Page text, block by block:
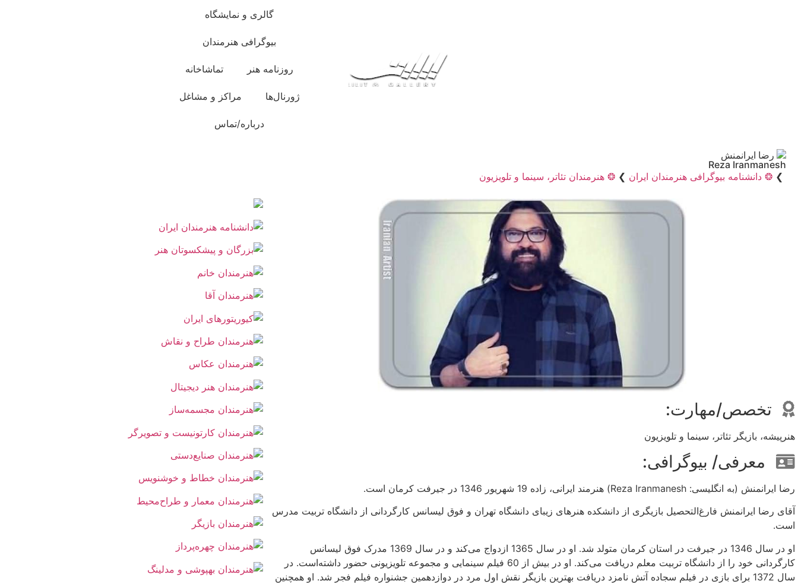
گالری و نمایشگاه
بیوگرافی هنرمندان
روزنامه هنر تماشاخانه
ژورنال‌ها مراکز و مشاغل
درباره/تماس
رضا ایرانمنش
Reza Iranmanesh
❯ ❂ دانشنامه بیوگرافی هنرمندان ایران ❯ ❂ هنرمندان تئاتر، سینما و تلویزیون
تخصص/مهارت:
هنرپیشه، بازیگر تئاتر، سینما و تلویزیون
معرفی/ بیوگرافی:
رضا ایرانمنش (به انگلیسی: Reza Iranmanesh) هنرمند ایرانی، زاده 19 شهریور 1346 در جیرفت کرمان است.
آقای رضا ایرانمنش فارغ‌التحصیل بازیگری از دانشکده هنرهای زیبای دانشگاه تهران و فوق لیسانس کارگردانی از دانشگاه تربیت مدرس
است.
او در سال 1346 در جیرفت در استان کرمان متولد شد. او در سال 1365 ازدواج می‌کند و در سال 1369 مدرک فوق لیسانس
کارگردانی خود را از دانشگاه تربیت معلم دریافت می‌کند. او در بیش از 60 فیلم سینمایی و مجموعه تلویزیونی حضور داشته‌است. در
سال 1372 برای بازی در فیلم سجاده آتش نامزد دریافت بهترین بازیگر نقش اول مرد در دوازدهمین جشنواره فیلم فجر شد. او همچنین